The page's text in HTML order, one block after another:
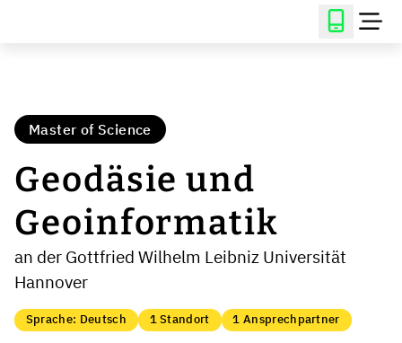
Master of Science
Geodäsie und
Geoinformatik
an der Gottfried Wilhelm Leibniz Universität
Hannover
Sprache: Deutsch 1 Standort 1 Ansprechpartner